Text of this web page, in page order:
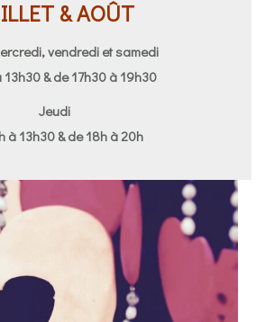
& AOÛT
vendredi et samedi
13h30 & de 17h30 à 19h30
Jeudi
à 13h30 & de 18h à 20h